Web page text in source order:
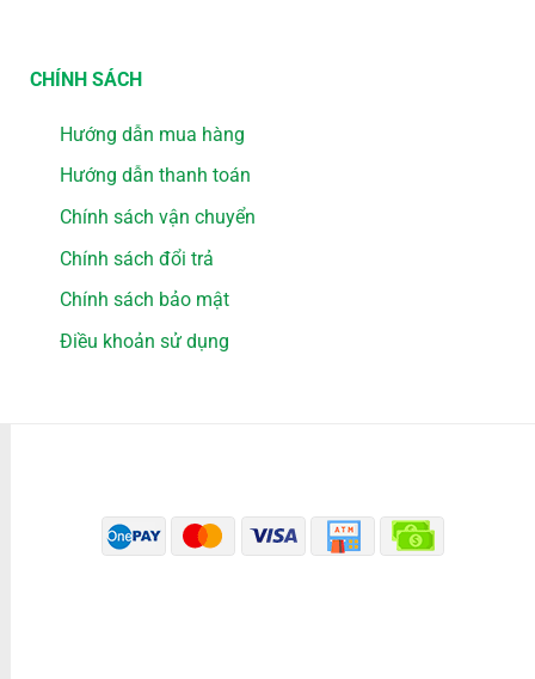
CHÍNH SÁCH
Hướng dẫn mua hàng
Hướng dẫn thanh toán
Chính sách vận chuyển
Chính sách đổi trả
Chính sách bảo mật
Điều khoản sử dụng